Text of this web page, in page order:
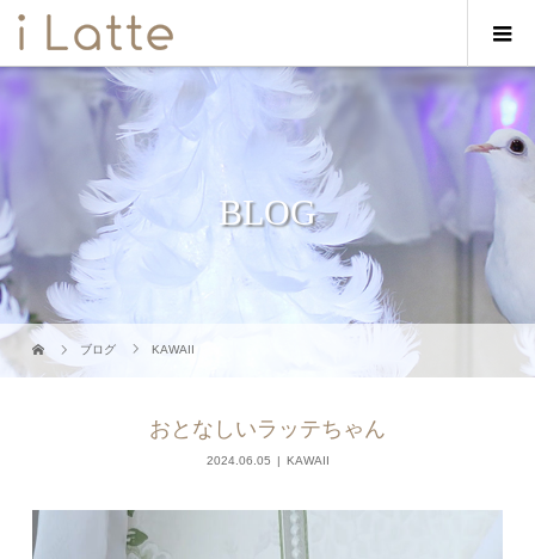
BLOG
ブログ KAWAII
おとなしいラッテちゃん
2024.06.05 KAWAII